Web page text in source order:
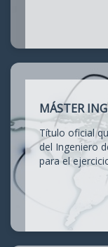
MÁSTER
Título oficial
del Ingeniero
para el